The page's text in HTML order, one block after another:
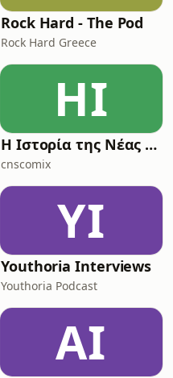
Rock Hard - The Pod
Rock Hard Greece
ΗΙ
Η Ιστορία της Νέας Ρώμης
cnscomix
YI
Youthoria Interviews
Youthoria Podcast
AI